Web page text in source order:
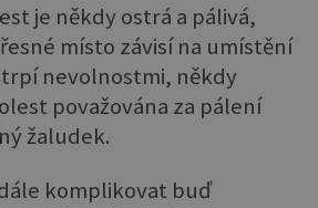
je někdy ostrá a pálivá,
místo závisí na umístění
nevolnostmi, někdy
považována za pálení
žaludek.
komplikovat buď